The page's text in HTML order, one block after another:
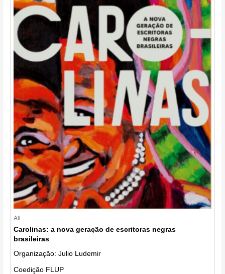
All
Carolinas: a nova geração de escritoras negras
brasileiras
Organização: Julio Ludemir
Coedição FLUP